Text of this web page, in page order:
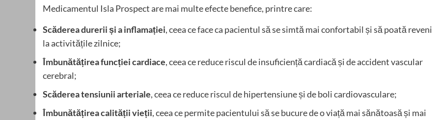
Medicamentul Isla Prospect are mai multe efecte benefice, printre care:
Scăderea durerii și a inflamației, ceea ce face ca pacientul să se simtă mai confortabil și să poată reveni
la activitățile zilnice;
Îmbunătățirea funcției cardiace, ceea ce reduce riscul de insuficiență cardiacă și de accident vascular
cerebral;
Scăderea tensiunii arteriale, ceea ce reduce riscul de hipertensiune și de boli cardiovasculare;
Îmbunătățirea calității vieții, ceea ce permite pacientului să se bucure de o viață mai sănătoasă și mai